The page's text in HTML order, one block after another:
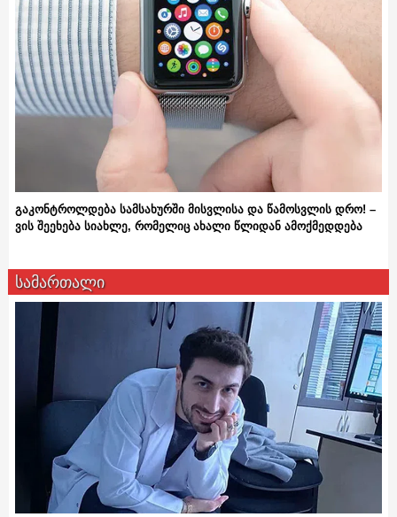
გაკონტროლდება სამსახურში მისვლისა და წამოსვლის დრო! –
ვის შეეხება სიახლე, რომელიც ახალი წლიდან ამოქმედდება
სამართალი